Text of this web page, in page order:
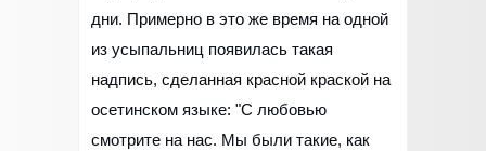
дни. Примерно в это же время на одной
из усыпальниц появилась такая
надпись, сделанная красной краской на
осетинском языке: "С любовью
смотрите на нас. Мы были такие, как